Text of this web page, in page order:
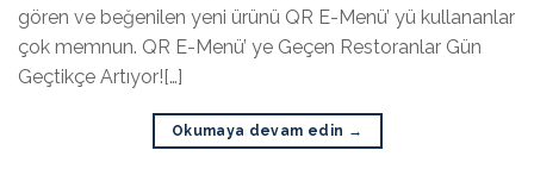
gören ve beğenilen yeni ürünü QR E-Menü’ yü kullananlar
çok memnun. QR E-Menü’ ye Geçen Restoranlar Gün
Geçtikçe Artıyor![…]
Okumaya devam edin →